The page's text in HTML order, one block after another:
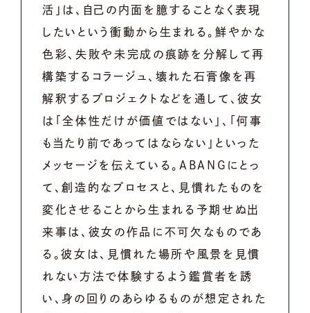
活」は、自己の内面を臆することなく表現
したいという衝動から生まれる。鮮やかな
色彩、失敗や未完成の痕跡を分解して再
構築するコラージュ、壊れた石膏像を再
解釈するプロジェクトなどを通して、彼女
は「全体性だけが価値ではない」、「何事
も当たり前であってはならない」といった
メッセージを伝えている。ABANGにとっ
て、創造的なプロセスと、見慣れたものを
変化させることから生まれる予期せぬ出
来事は、彼女の作品に不可欠なものであ
る。彼女は、見慣れた場所や風景を見慣
れない方法で体験するよう鑑賞者を誘
い、身の回りのあらゆるものが想定された